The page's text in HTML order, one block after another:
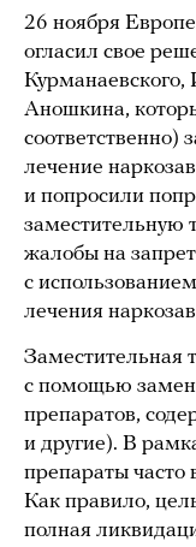
26 ноября
огласил свое
Аношкина,
соответственно)
лечение
и попросили
заместительную
жалобы на
с
лечения
Заместительная
с помощью
препаратов,
и другие). В
препараты часто
Как правило,
полная